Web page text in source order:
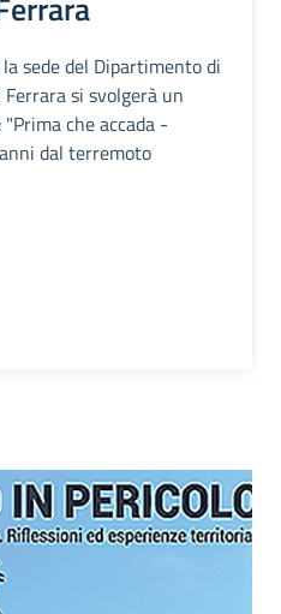
sede del Dipartimento di
si svolgerà un
che accada -
dal terremoto